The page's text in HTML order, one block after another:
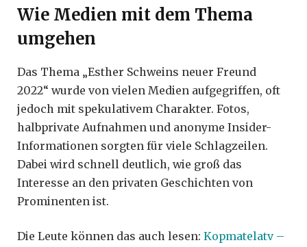
Wie Medien mit dem Thema
umgehen
Das Thema „Esther Schweins neuer Freund
2022“ wurde von vielen Medien aufgegriffen, oft
jedoch mit spekulativem Charakter. Fotos,
halbprivate Aufnahmen und anonyme Insider-
Informationen sorgten für viele Schlagzeilen.
Dabei wird schnell deutlich, wie groß das
Interesse an den privaten Geschichten von
Prominenten ist.
Die Leute können das auch lesen: Kopmatelatv –